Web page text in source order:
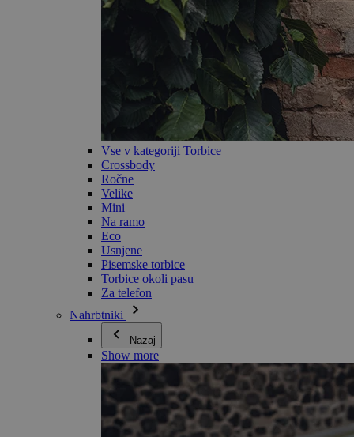
Vse v kategoriji Torbice
Crossbody
Ročne
Velike
Mini
Na ramo
Eco
Usnjene
Pisemske torbice
Torbice okoli pasu
Za telefon
Nahrbtniki
Nazaj
Show more